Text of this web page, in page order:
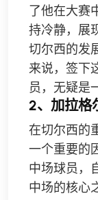
了他在大赛
持冷静，展
切尔西的发
来说，签下
员，无疑是
2、加拉格
在切尔西的
一个重要的
中场球员，
中场的核心